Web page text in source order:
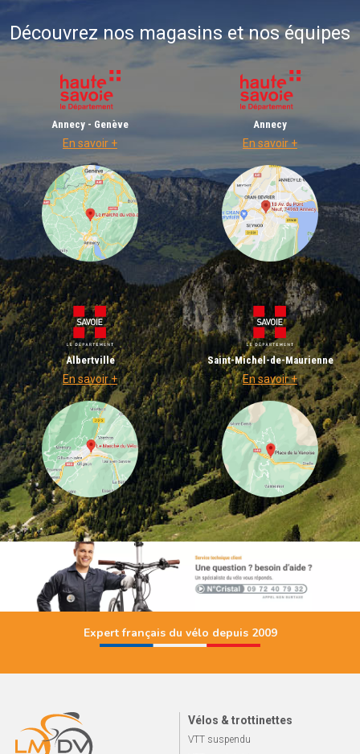
Découvrez nos magasins et nos équipes
Annecy - Genève
En savoir +
Annecy
En savoir +
Albertville
En savoir +
Saint-Michel-de-Maurienne
En savoir +
Expert français du vélo depuis 2009
Vélos & trottinettes
VTT suspendu